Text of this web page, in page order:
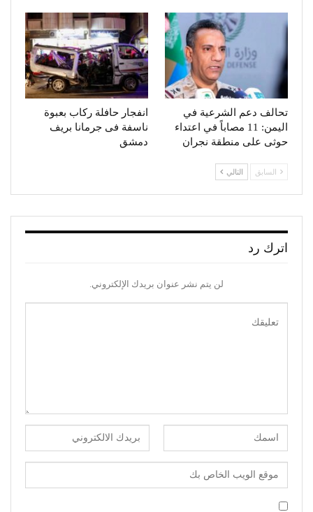
تحالف دعم الشرعية في
اليمن: 11 مصاباً في اعتداء
حوثى على منطقة نجران
انفجار حافلة ركاب بعبوة
ناسفة فى جرمانا بريف
دمشق
السابق التالي
اترك رد
لن يتم نشر عنوان بريدك الإلكتروني.